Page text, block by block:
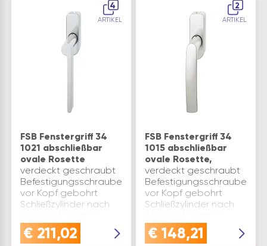
4
ARTIKEL
FSB Fenstergriff 34
1021 abschließbar
ovale Rosette
verdeckt geschraubt
Befestigungsschraube
vor Kopf gebohrt
Schließzylinder nach
zeigend einsetzbar
Lieferumfang: 1
€ 211,02
2
ARTIKEL
FSB Fenstergriff 34
1015 abschließbar
ovale Rosette,
verdeckt geschraubt
Befestigungsschraube
vor Kopf gebohrt
Schließzylinder nach
zeigend einsetzbar
Lieferumfang: 1
€ 148,21